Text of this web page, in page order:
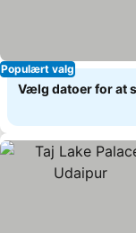
Populært valg
Vælg datoer for at